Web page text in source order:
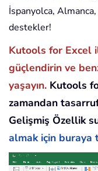
İspanyolca,
destekler!
Kutools for Excel
güçlendirin ve
yaşayın. Kutools
zamandan
Gelişmiş Özellik
almak için buraya